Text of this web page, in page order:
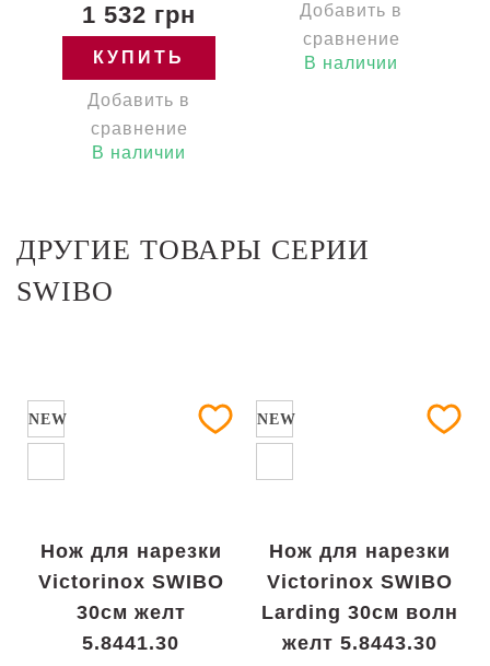
1 532 грн
КУПИТЬ
Добавить в
сравнение
В наличии
Добавить в
сравнение
В наличии
ДРУГИЕ ТОВАРЫ СЕРИИ
SWIBO
NEW
Нож для нарезки
Victorinox SWIBO
30см желт
5.8441.30
NEW
Нож для нарезки
Victorinox SWIBO
Larding 30см волн
желт 5.8443.30